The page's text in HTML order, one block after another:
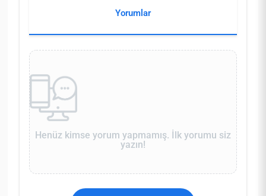
Yorumlar
Henüz kimse yorum yapmamış. İlk yorumu siz
yazın!